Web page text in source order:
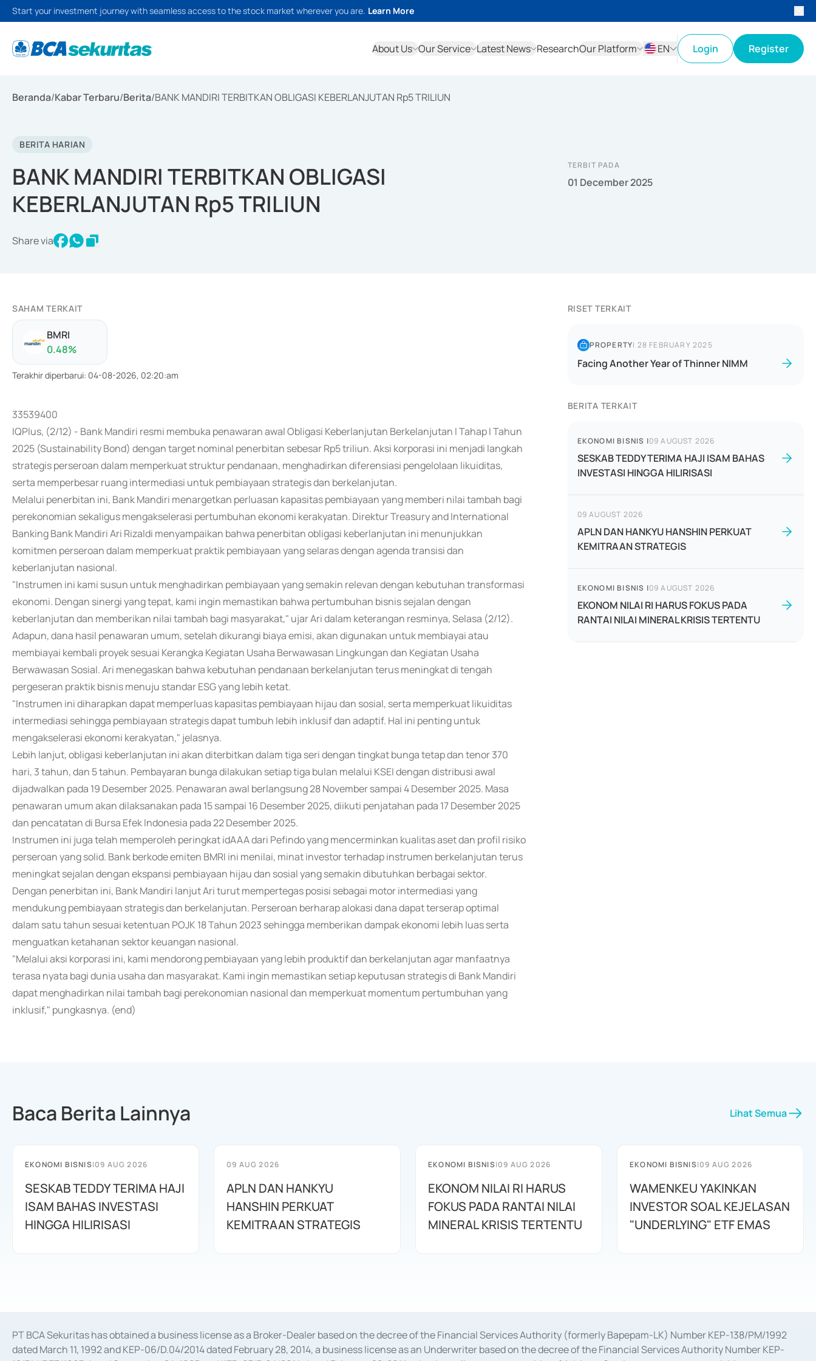
Start your investment journey with seamless access to the stock market wherever you are. Learn More
About Us Our Service Latest News ResearchOur Platform
EN
Login Register
Beranda/Kabar Terbaru/Berita/BANK MANDIRI TERBITKAN OBLIGASI KEBERLANJUTAN Rp5 TRILIUN
BERITA HARIAN
BANK MANDIRI TERBITKAN OBLIGASI
KEBERLANJUTAN Rp5 TRILIUN
Share via
TERBIT PADA
01 December 2025
SAHAM TERKAIT
BMRI
0.48%
Terakhir diperbarui: 04-08-2026, 02:20:am
33539400
IQPlus, (2/12) - Bank Mandiri resmi membuka penawaran awal Obligasi Keberlanjutan Berkelanjutan I Tahap I Tahun
2025 (Sustainability Bond) dengan target nominal penerbitan sebesar Rp5 triliun. Aksi korporasi ini menjadi langkah
strategis perseroan dalam memperkuat struktur pendanaan, menghadirkan diferensiasi pengelolaan likuiditas,
serta memperbesar ruang intermediasi untuk pembiayaan strategis dan berkelanjutan.
Melalui penerbitan ini, Bank Mandiri menargetkan perluasan kapasitas pembiayaan yang memberi nilai tambah bagi
perekonomian sekaligus mengakselerasi pertumbuhan ekonomi kerakyatan. Direktur Treasury and International
Banking Bank Mandiri Ari Rizaldi menyampaikan bahwa penerbitan obligasi keberlanjutan ini menunjukkan
komitmen perseroan dalam memperkuat praktik pembiayaan yang selaras dengan agenda transisi dan
keberlanjutan nasional.
"Instrumen ini kami susun untuk menghadirkan pembiayaan yang semakin relevan dengan kebutuhan transformasi
ekonomi. Dengan sinergi yang tepat, kami ingin memastikan bahwa pertumbuhan bisnis sejalan dengan
keberlanjutan dan memberikan nilai tambah bagi masyarakat," ujar Ari dalam keterangan resminya, Selasa (2/12).
Adapun, dana hasil penawaran umum, setelah dikurangi biaya emisi, akan digunakan untuk membiayai atau
membiayai kembali proyek sesuai Kerangka Kegiatan Usaha Berwawasan Lingkungan dan Kegiatan Usaha
Berwawasan Sosial. Ari menegaskan bahwa kebutuhan pendanaan berkelanjutan terus meningkat di tengah
pergeseran praktik bisnis menuju standar ESG yang lebih ketat.
"Instrumen ini diharapkan dapat memperluas kapasitas pembiayaan hijau dan sosial, serta memperkuat likuiditas
intermediasi sehingga pembiayaan strategis dapat tumbuh lebih inklusif dan adaptif. Hal ini penting untuk
mengakselerasi ekonomi kerakyatan," jelasnya.
Lebih lanjut, obligasi keberlanjutan ini akan diterbitkan dalam tiga seri dengan tingkat bunga tetap dan tenor 370
hari, 3 tahun, dan 5 tahun. Pembayaran bunga dilakukan setiap tiga bulan melalui KSEI dengan distribusi awal
dijadwalkan pada 19 Desember 2025. Penawaran awal berlangsung 28 November sampai 4 Desember 2025. Masa
penawaran umum akan dilaksanakan pada 15 sampai 16 Desember 2025, diikuti penjatahan pada 17 Desember 2025
dan pencatatan di Bursa Efek Indonesia pada 22 Desember 2025.
Instrumen ini juga telah memperoleh peringkat idAAA dari Pefindo yang mencerminkan kualitas aset dan profil risiko
perseroan yang solid. Bank berkode emiten BMRI ini menilai, minat investor terhadap instrumen berkelanjutan terus
meningkat sejalan dengan ekspansi pembiayaan hijau dan sosial yang semakin dibutuhkan berbagai sektor.
Dengan penerbitan ini, Bank Mandiri lanjut Ari turut mempertegas posisi sebagai motor intermediasi yang
mendukung pembiayaan strategis dan berkelanjutan. Perseroan berharap alokasi dana dapat terserap optimal
dalam satu tahun sesuai ketentuan POJK 18 Tahun 2023 sehingga memberikan dampak ekonomi lebih luas serta
menguatkan ketahanan sektor keuangan nasional.
"Melalui aksi korporasi ini, kami mendorong pembiayaan yang lebih produktif dan berkelanjutan agar manfaatnya
terasa nyata bagi dunia usaha dan masyarakat. Kami ingin memastikan setiap keputusan strategis di Bank Mandiri
dapat menghadirkan nilai tambah bagi perekonomian nasional dan memperkuat momentum pertumbuhan yang
inklusif," pungkasnya. (end)
RISET TERKAIT
PROPERTY| 28 FEBRUARY 2025
Facing Another Year of Thinner NIMM
BERITA TERKAIT
EKONOMI BISNIS |09 AUGUST 2026
SESKAB TEDDY TERIMA HAJI ISAM BAHAS
INVESTASI HINGGA HILIRISASI
09 AUGUST 2026
APLN DAN HANKYU HANSHIN PERKUAT
KEMITRAAN STRATEGIS
EKONOMI BISNIS |09 AUGUST 2026
EKONOM NILAI RI HARUS FOKUS PADA
RANTAI NILAI MINERAL KRISIS TERTENTU
Baca Berita Lainnya Lihat Semua
EKONOMI BISNIS|09 AUG 2026
SESKAB TEDDY TERIMA HAJI
ISAM BAHAS INVESTASI
HINGGA HILIRISASI
09 AUG 2026
APLN DAN HANKYU
HANSHIN PERKUAT
KEMITRAAN STRATEGIS
EKONOMI BISNIS|09 AUG 2026
EKONOM NILAI RI HARUS
FOKUS PADA RANTAI NILAI
MINERAL KRISIS TERTENTU
EKONOMI BISNIS|09 AUG 2026
WAMENKEU YAKINKAN
INVESTOR SOAL KEJELASAN
"UNDERLYING" ETF EMAS
PT BCA Sekuritas has obtained a business license as a Broker-Dealer based on the decree of the Financial Services Authority (formerly Bapepam-LK) Number KEP-138/PM/1992
dated March 11, 1992 and KEP-06/D.04/2014 dated February 28, 2014, a business license as an Underwriter based on the decree of the Financial Services Authority Number KEP-